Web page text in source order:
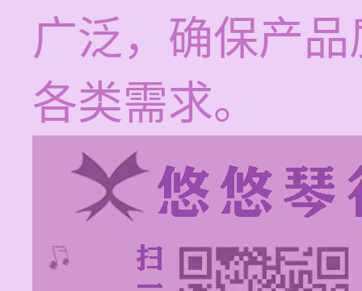
广泛，确保产
各类需求。